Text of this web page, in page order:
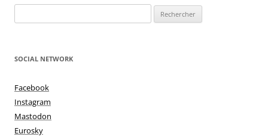
SOCIAL NETWORK
Facebook
Instagram
Mastodon
Eurosky